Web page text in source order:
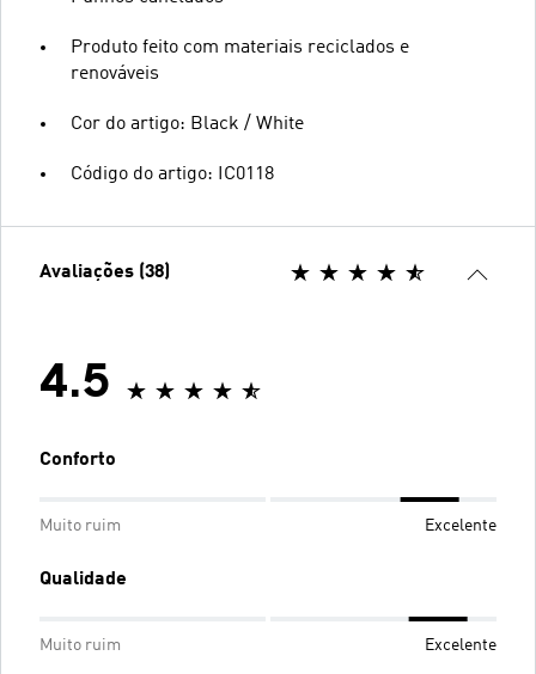
Produto feito com materiais reciclados e
renováveis
Cor do artigo: Black / White
Código do artigo: IC0118
Avaliações (38)
4.5
Conforto
Muito ruim Excelente
Qualidade
Muito ruim Excelente